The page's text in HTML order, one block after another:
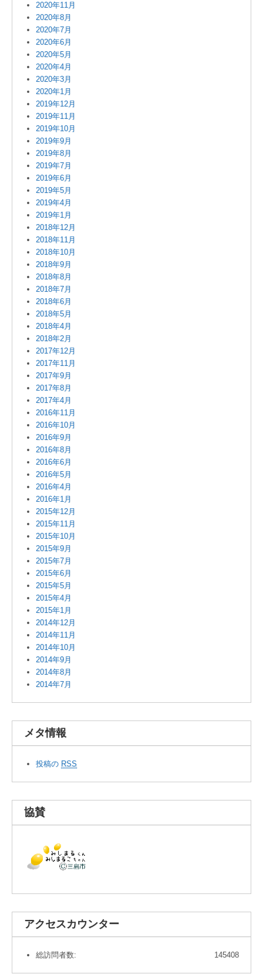
2020年11月
2020年8月
2020年7月
2020年6月
2020年5月
2020年4月
2020年3月
2020年1月
2019年12月
2019年11月
2019年10月
2019年9月
2019年8月
2019年7月
2019年6月
2019年5月
2019年4月
2019年1月
2018年12月
2018年11月
2018年10月
2018年9月
2018年8月
2018年7月
2018年6月
2018年5月
2018年4月
2018年2月
2017年12月
2017年11月
2017年9月
2017年8月
2017年4月
2016年11月
2016年10月
2016年9月
2016年8月
2016年6月
2016年5月
2016年4月
2016年1月
2015年12月
2015年11月
2015年10月
2015年9月
2015年7月
2015年6月
2015年5月
2015年4月
2015年1月
2014年12月
2014年11月
2014年10月
2014年9月
2014年8月
2014年7月
メタ情報
投稿の RSS
協賛
アクセスカウンター
145408
総訪問者数: